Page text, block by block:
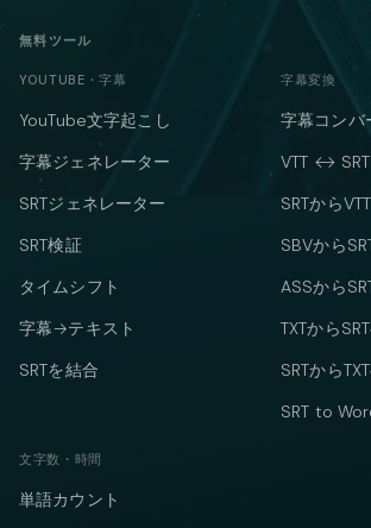
無料ツール
YOUTUBE・字幕
YouTube文字起こし
字幕ジェネレーター
SRTジェネレーター
SRT検証
タイムシフト
字幕→テキスト
SRTを結合
字幕変換
字幕コンバ
VTT ↔ SRT
SRTから
SBVから
ASSから
TXTから
SRTから
SRT to
文字数・時間
単語カウント